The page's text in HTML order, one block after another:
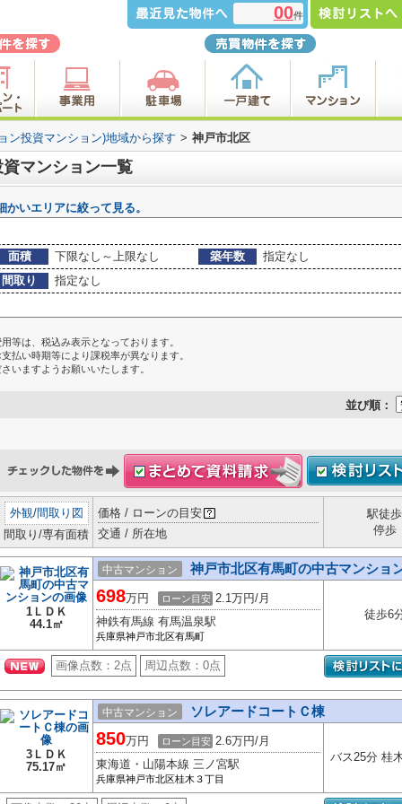
00件
ン投資マンション)地域から探す > 神戸市北区
マンション一覧
いエリアに絞って見る。
面積 下限なし～上限なし 築年数
指定なし
間取り
指定なし
等は、税込み表示となっております。
払い時期等により課税率が異なります。
いますようお願いいたします。
並び順：
外観/間取り図
間取り/専有面積
価格 / ローンの目安
交通 / 所在地
駅徒歩
停歩
1ＬＤＫ
44.1㎡
中古マンション 神戸市北区有馬町の中古マンショ
698万円 ローン目安 2.1万円/月
神鉄有馬線 有馬温泉駅
兵庫県神戸市北区有馬町
徒歩6
画像点数： 2点 周辺点数： 0点
3ＬＤＫ
75.17㎡
中古マンション ソレアードコートＣ棟
850万円 ローン目安 2.6万円/月
東海道・山陽本線 三ノ宮駅
兵庫県神戸市北区桂木３丁目
バス25分 桂